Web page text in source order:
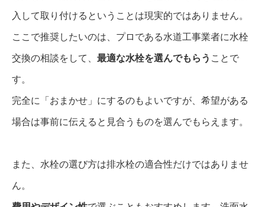
入して取り付けるということは現実的ではありません。
ここで推奨したいのは、プロである水道工事業者に水栓
交換の相談をして、 最適な水栓を選んでもらう ことで
す。
完全に「おまかせ」にするのもよいですが、希望がある
場合は事前に伝えると見合うものを選んでもらえます。
また、水栓の選び方は排水栓の適合性だけではありませ
ん。